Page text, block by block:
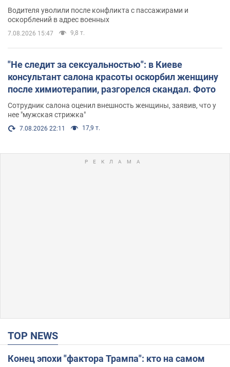
Водителя уволили после конфликта с пассажирами и
оскорблений в адрес военных
7.08.2026 15:47 9,8 т.
"Не следит за сексуальностью": в Киеве
консультант салона красоты оскорбил женщину
после химиотерапии, разгорелся скандал. Фото
Сотрудник салона оценил внешность женщины, заявив, что у
нее "мужская стрижка"
7.08.2026 22:11 17,9 т.
TOP NEWS
Конец эпохи "фактора Трампа": кто на самом